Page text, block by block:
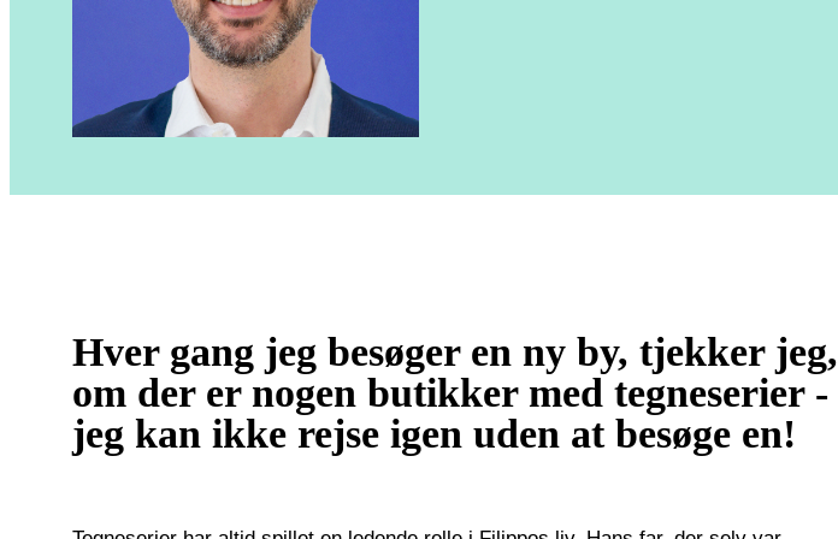
Hver gang jeg besøger en ny by, tjekker jeg,
om der er nogen butikker med tegneserier -
jeg kan ikke rejse igen uden at besøge en!